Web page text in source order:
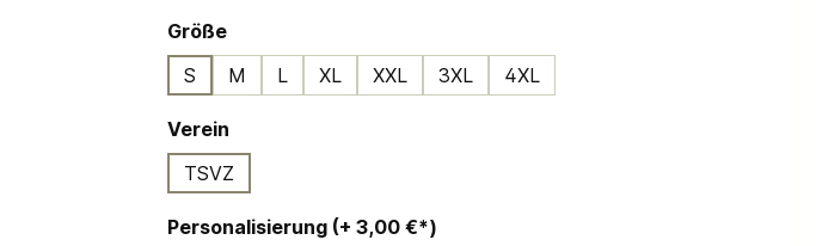
Größeauswählen
S
M L XL XXL 3XL 4XL
Vereinauswählen
TSVZ
Personalisierung (+ 3,00 €*)auswählen